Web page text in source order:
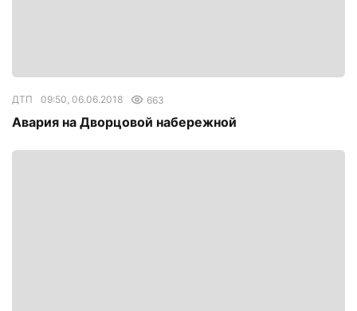
ДТП 09:50, 06.06.2018 663
Авария на Дворцовой набережной